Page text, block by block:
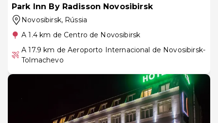
Park Inn By Radisson Novosibirsk
Novosibirsk, Rússia
A 1.4 km de Centro de Novosibirsk
A 17.9 km de Aeroporto Internacional de Novosibirsk-
Tolmachevo